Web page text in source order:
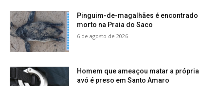
Pinguim-de-magalhães é encontrado
morto na Praia do Saco
6 de agosto de 2026
Homem que ameaçou matar a própria
avó é preso em Santo Amaro